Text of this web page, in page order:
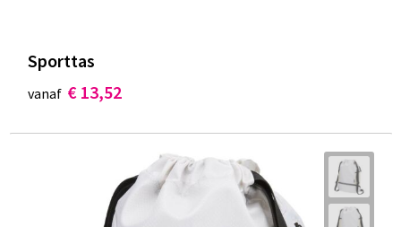
Sporttas
vanaf € 13,52